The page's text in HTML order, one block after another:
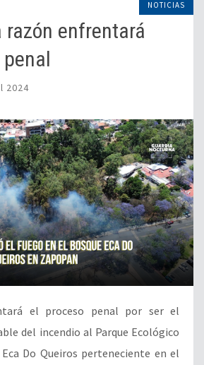
NOTICIAS
razón enfrentará
2024
el proceso penal por ser el
del incendio al Parque Ecológico
Do Queiros perteneciente en el